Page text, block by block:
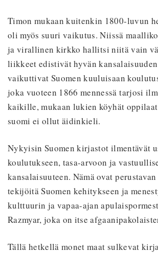
Timon mukaan kuitenkin 1800-luvun
oli myös suuri vaikutus. Niissä
ja virallinen kirkko hallitsi niitä vain
liikkeet edistivät hyvän
vaikuttivat Suomen kuuluisaan
joka vuoteen 1866 mennessä tarjosi
kaikille, mukaan lukien köyhät
suomi ei ollut äidinkieli.
Nykyisin Suomen kirjastot ilmentävät
koulutukseen, tasa-arvoon ja
kansalaisuuteen. Nämä ovat
tekijöitä Suomen kehitykseen ja
kulttuurin ja vapaa-ajan
Razmyar, joka on itse
Tällä hetkellä monet maat sulkevat